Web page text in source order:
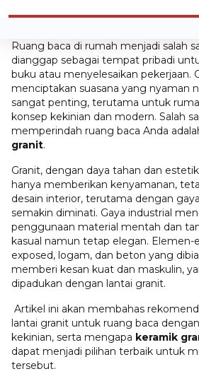
Ruang baca di rumah menjadi salah
dianggap sebagai tempat pribadi
buku atau menyelesaikan pekerjaan.
menciptakan suasana yang nyaman
sangat penting, terutama untuk
konsep kekinian dan modern. Salah
memperindah ruang baca Anda
granit.
Granit, dengan daya tahan dan
hanya memberikan kenyamanan,
desain interior, terutama dengan gaya
semakin diminati. Gaya industrial
penggunaan material mentah dan
kasual namun tetap elegan. Elemen-
exposed, logam, dan beton yang
memberi kesan kuat dan maskulin,
dipadukan dengan lantai granit.
Artikel ini akan membahas
lantai granit untuk ruang baca
kekinian, serta mengapa keramik
dapat menjadi pilihan terbaik untuk
tersebut.